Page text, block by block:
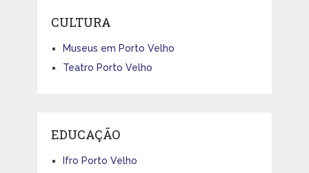
CULTURA
Museus em Porto Velho
Teatro Porto Velho
EDUCAÇÃO
Ifro Porto Velho